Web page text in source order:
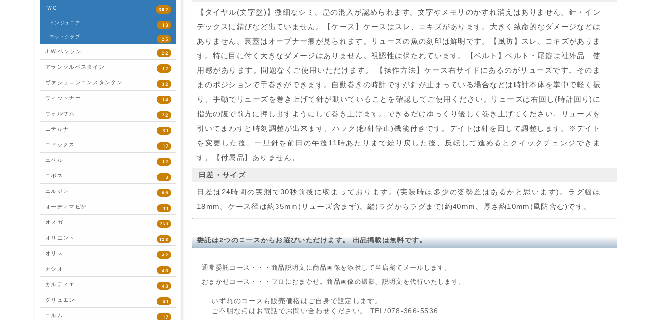
【ダイヤル(文字盤)】微細なシミ、塵の混入が認められます。文字やメモリのかすれ消えはありません。針・イン
デックスに錆びなど出ていません。【ケース】ケースはスレ、コキズがあります。大きく致命的なダメージなどは
ありません。裏蓋はオープナー痕が見られます。リューズの魚の刻印は鮮明です。【風防】スレ、コキズがありま
す。特に目に付く大きなダメージはありません。視認性は保たれています。【ベルト】ベルト・尾錠は社外品、使
用感があります。問題なくご使用いただけます。 【操作方法】ケース右サイドにあるのがリューズです。そのま
まのポジションで手巻きができます。自動巻きの時計ですが針が止まっている場合などは時計本体を掌中で軽く振
り、手動でリューズを巻き上げて針が動いていることを確認してご使用ください。リューズは右回し(時計回り)に
指先の腹で前方に押し出すようにして巻き上げます。できるだけゆっくり優しく巻き上げてください。リューズを
引いてまわすと時刻調整が出来ます。ハック(秒針停止)機能付きです。デイトは針を回して調整します。※デイト
を変更した後、一旦針を前日の午後11時あたりまで繰り戻した後、反転して進めるとクイックチェンジできま
す。【付属品】ありません。
日差・サイズ
日差は24時間の実測で30秒前後に収まっております。(実装時は多少の姿勢差はあるかと思います)。ラグ幅は
18mm。ケース径は約35mm(リューズ含まず)、縦(ラグからラグまで)約40mm、厚さ約10mm(風防含む)です。
委託は2つのコースからお選びいただけます。 出品掲載は無料です。
通常委託コース・・・商品説明文に商品画像を添付して当店宛てメールします。
おまかせコース・・・プロにおまかせ。商品画像の撮影、説明文を代行いたします。
いずれのコースも販売価格はご自身で設定します。
ご不明な点はお電話でお問い合わせください。 TEL/078-366-5536
IWC 362
インジュニア 13
ヨットクラブ 25
J.W.ベンソン 22
アランシルベスタイン 12
ヴァシュロンコンスタンタン 32
ウィットナー 14
ウォルサム 72
エテルナ 31
エドックス 17
エベル 12
エポス 3
エルジン 55
オーディマピゲ 11
オメガ 761
オリエント 128
オリス 42
カシオ 43
カルティエ 43
グリュエン 41
コルム 17